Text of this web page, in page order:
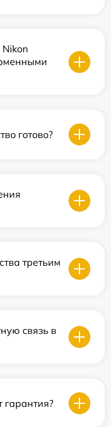
Nikon
готово?
третьим
связь в
гарантия?